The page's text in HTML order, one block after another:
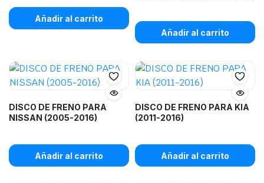
Añadir al carrito
Añadir al carrito
DISCO DE FRENO PARA
NISSAN (2005-2016)
Añadir al carrito
DISCO DE FRENO PARA KIA
(2011-2016)
Añadir al carrito